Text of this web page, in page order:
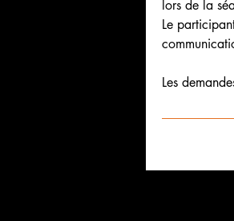
lors de la
Le
Les